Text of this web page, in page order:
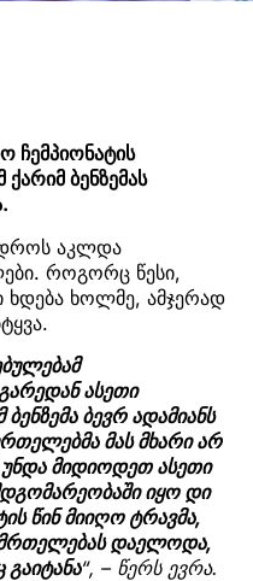
ჩემპიონატის
ბენზემას
აკლდა
როგორც წესი,
ხდება ხოლმე, ამჯერად
ასეთი
ბევრ ადამიანს
მას მხარი არ
მიდიოდეთ ასეთი
იყო დი
წინ მიიღო ტრავმა,
დაელოდა,
“, – წერს ევრა.